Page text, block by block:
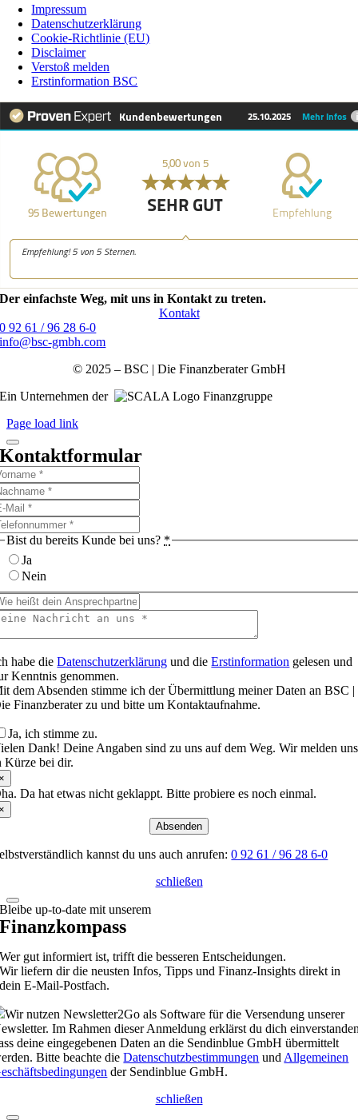
Impressum
Datenschutzerklärung
Cookie-Richtlinie (EU)
Disclaimer
Verstoß melden
Erstinformation BSC
Der einfachste Weg, mit uns in Kontakt zu treten.
Kontakt
0 92 61 / 96 28 6-0
info@bsc-gmbh.com
© 2025 – BSC | Die Finanzberater GmbH
Ein Unternehmen der
Finanzgruppe
Page load link
Kontaktformular
Bist du bereits Kunde bei uns? *
Ja
Nein
habe dieDatenschutzerklärung und dieErstinformation gelesen und
Kenntnis genommen.
dem Absenden stimme ich der Übermittlung meiner Daten an BSC |
Finanzberater zu und bitte um Kontaktaufnahme.
Ja, ich stimme zu.
Dank! Deine Angaben sind zu uns auf dem Weg. Wir melden uns
Kürze bei dir.
Da hat etwas nicht geklappt. Bitte probiere es noch einmal.
Absenden
kannst du uns auch anrufen:0 92 61 / 96 28 6-0
schließen
Bleibe up-to-date mit unserem
Finanzkompass
Wer gut informiert ist, trifft die besseren Entscheidungen.
Wir liefern dir die neusten Infos, Tipps und Finanz-Insights direkt in
dein E-Mail-Postfach.
Wir nutzen Newsletter2Go als Software für die Versendung unserer
Im Rahmen dieser Anmeldung erklärst du dich
deine eingegebenen Daten an die Sendinblue GmbH übermittelt
Bitte beachte dieDatenschutzbestimmungen undAllgemeinen
der Sendinblue GmbH.
schließen